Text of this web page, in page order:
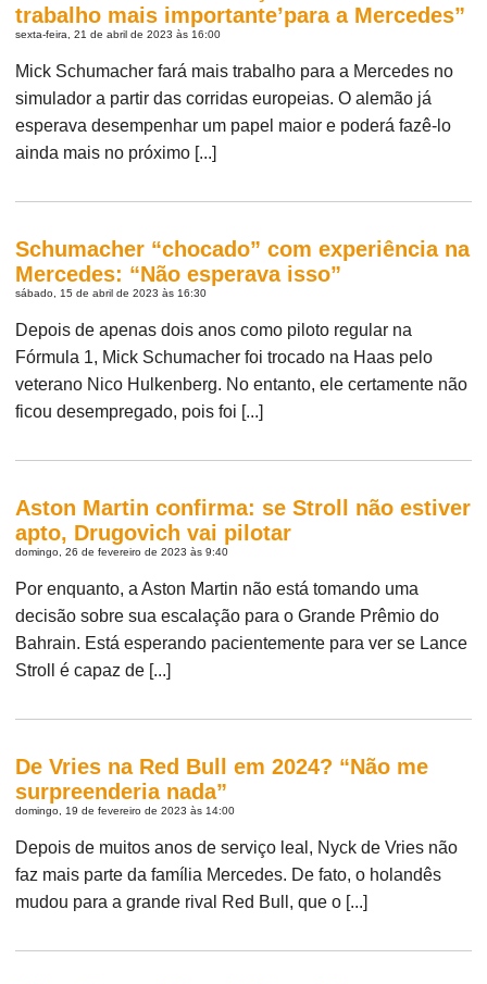
trabalho mais importante’para a Mercedes”
sexta-feira, 21 de abril de 2023 às 16:00
Mick Schumacher fará mais trabalho para a Mercedes no
simulador a partir das corridas europeias. O alemão já
esperava desempenhar um papel maior e poderá fazê-lo
ainda mais no próximo [...]
Schumacher “chocado” com experiência na
Mercedes: “Não esperava isso”
sábado, 15 de abril de 2023 às 16:30
Depois de apenas dois anos como piloto regular na
Fórmula 1, Mick Schumacher foi trocado na Haas pelo
veterano Nico Hulkenberg. No entanto, ele certamente não
ficou desempregado, pois foi [...]
Aston Martin confirma: se Stroll não estiver
apto, Drugovich vai pilotar
domingo, 26 de fevereiro de 2023 às 9:40
Por enquanto, a Aston Martin não está tomando uma
decisão sobre sua escalação para o Grande Prêmio do
Bahrain. Está esperando pacientemente para ver se Lance
Stroll é capaz de [...]
De Vries na Red Bull em 2024? “Não me
surpreenderia nada”
domingo, 19 de fevereiro de 2023 às 14:00
Depois de muitos anos de serviço leal, Nyck de Vries não
faz mais parte da família Mercedes. De fato, o holandês
mudou para a grande rival Red Bull, que o [...]